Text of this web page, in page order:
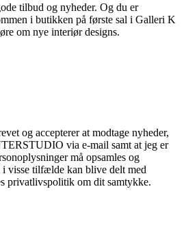
tilbud og nyheder. Og du er
i butikken på første sal i Galleri K
om nye interiør designs.
og accepterer at modtage nyheder,
via e-mail samt at jeg er
må opsamles og
i visse tilfælde kan blive delt med
privatlivspolitik om dit samtykke.